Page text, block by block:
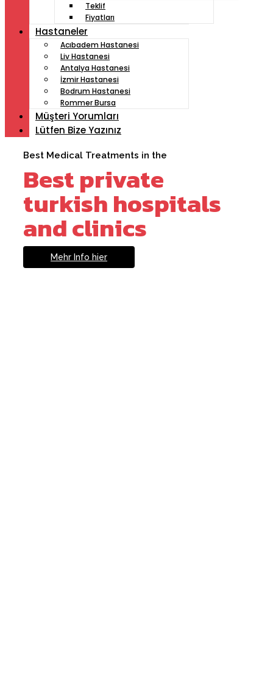
Teklif
Fiyatları
Hastaneler
Acıbadem Hastanesi
Liv Hastanesi
Antalya Hastanesi
İzmir Hastanesi
Bodrum Hastanesi
Rommer Bursa
Müşteri Yorumları
Lütfen Bize Yazınız
Best Medical Treatments in the
Best private
turkish hospitals
and clinics
Mehr Info hier